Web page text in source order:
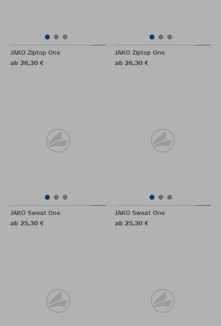
JAKO Ziptop One
ab 26,30 €
JAKO Ziptop One
ab 26,30 €
JAKO Sweat One
ab 25,30 €
JAKO Sweat One
ab 25,30 €